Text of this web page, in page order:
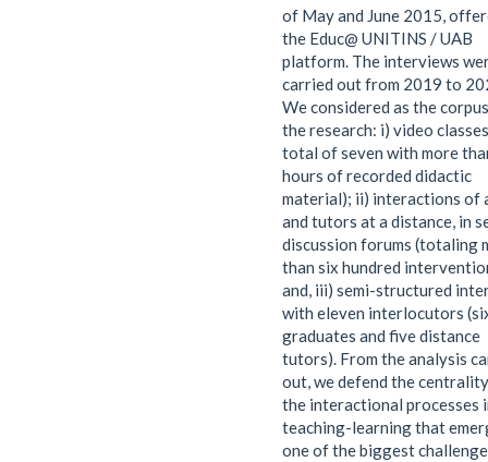
of May and June 2015,
the Educ@ UNITINS / UAB
platform. The interviews
carried out from 2019 to
We considered as the
the research: i) video
total of seven with more
hours of recorded didactic
material); ii) interactions of
and tutors at a distance, in
discussion forums (totaling
than six hundred
and, iii) semi-structured
with eleven interlocutors
graduates and five distance
tutors). From the analysis
out, we defend the
the interactional processes
teaching-learning that
one of the biggest